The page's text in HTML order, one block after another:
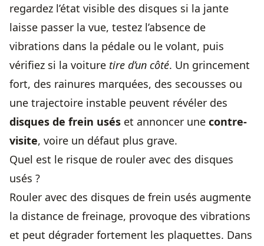
regardez l’état visible des disques si la jante
laisse passer la vue, testez l’absence de
vibrations dans la pédale ou le volant, puis
vérifiez si la voiture tire d’un côté. Un grincement
fort, des rainures marquées, des secousses ou
une trajectoire instable peuvent révéler des
disques de frein usés et annoncer une contre-
visite, voire un défaut plus grave.
Quel est le risque de rouler avec des disques
usés ?
Rouler avec des disques de frein usés augmente
la distance de freinage, provoque des vibrations
et peut dégrader fortement les plaquettes. Dans